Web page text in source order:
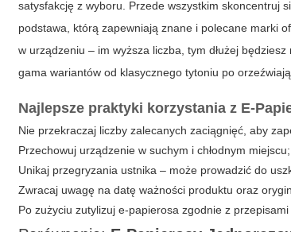
satysfakcję z wyboru. Przede wszystkim skoncentruj
podstawa, którą zapewniają znane i polecane marki
w urządzeniu – im wyższa liczba, tym dłużej
gama wariantów od klasycznego tytoniu po
Najlepsze praktyki korzystania z E-
Nie przekraczaj liczby zalecanych zaciągnięć, aby
Przechowuj urządzenie w suchym i chłodnym miejscu;
Unikaj przegryzania ustnika – może prowadzić do
Zwracaj uwagę na datę ważności produktu oraz
Po zużyciu zutylizuj e-papierosa zgodnie z przepisami